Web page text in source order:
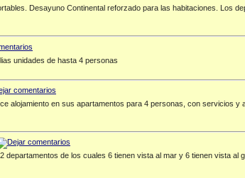
Desayuno Continental reforzado para las habitaciones. Los
unidades de hasta 4 personas
alojamiento en sus apartamentos para 4 personas, con servicios
departamentos de los cuales 6 tienen vista al mar y 6 tienen vista